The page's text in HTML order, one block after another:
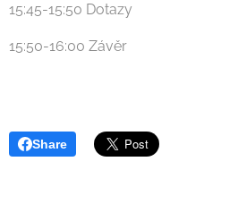
15:45-15:50 Dotazy
15:50-16:00 Závěr
Share